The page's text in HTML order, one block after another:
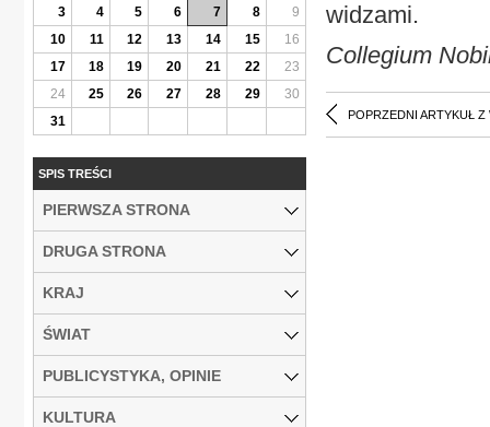
widzami.
Collegium
POPRZEDNI ARTYKUŁ Z
3
4 5 6 7 8
9
10
11 12 13 14 15
16
17
18 19 20 21 22
23
24
25 26 27 28 29
30
31
SPIS TREŚCI
PIERWSZA STRONA
DRUGA STRONA
KRAJ
ŚWIAT
PUBLICYSTYKA, OPINIE
KULTURA